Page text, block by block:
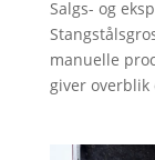
Salgs- og
manuelle
giver overblik